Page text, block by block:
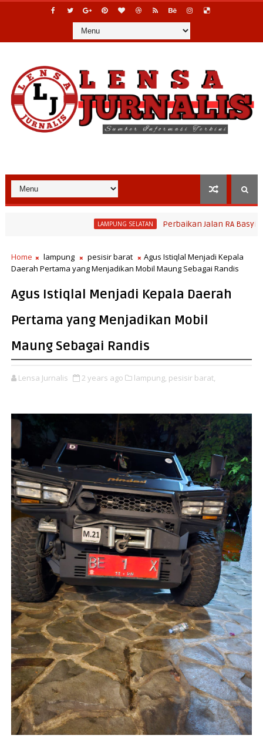
LAMPUNG SELATAN Perbaikan Jalan RA Basyid Segera
Home lampung pesisir barat
Agus Istiqlal Menjadi Kepala
Daerah Pertama yang Menjadikan Mobil Maung Sebagai Randis
Agus Istiqlal Menjadi Kepala Daerah
Pertama yang Menjadikan Mobil
Maung Sebagai Randis
Lensa Jurnalis 2 years ago lampung, pesisir barat,